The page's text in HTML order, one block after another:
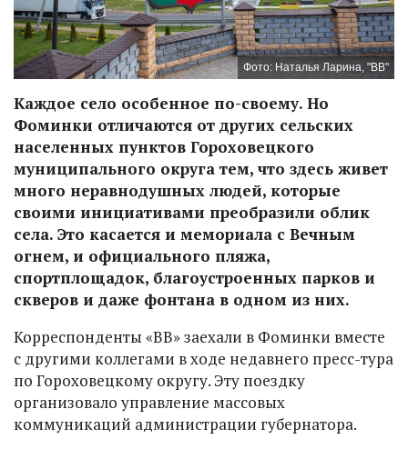
Фото: Наталья Ларина, "ВВ"
Каждое село особенное по-своему. Но
Фоминки отличаются от других сельских
населенных пунктов Гороховецкого
муниципального округа тем, что здесь живет
много неравнодушных людей, которые
своими инициативами преобразили облик
села. Это касается и мемориала с Вечным
огнем, и официального пляжа,
спортплощадок, благоустроенных парков и
скверов и даже фонтана в одном из них.
Корреспонденты «ВВ» заехали в Фоминки вместе
с другими коллегами в ходе недавнего пресс-тура
по Гороховецкому округу. Эту поездку
организовало управление массовых
коммуникаций администрации губернатора.